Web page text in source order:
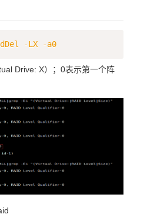
-LX -a0
Drive: X）；0表示第一个阵